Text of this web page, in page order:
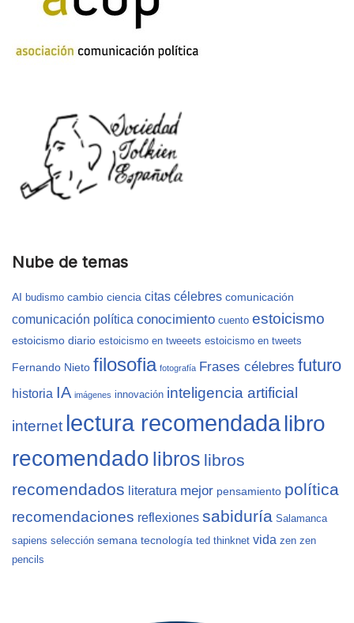
Nube de temas
AI budismo cambio ciencia citas célebres comunicación
comunicación política conocimiento cuento estoicismo
estoicismo diario estoicismo en tweeets estoicismo en tweets
Fernando Nieto filosofia fotografía Frases célebres futuro
historia IA imágenes innovación inteligencia artificial
internet lectura recomendadalibro
recomendado libros libros
recomendados literatura mejor pensamiento política
recomendaciones reflexiones sabiduría Salamanca
sapiens selección semana tecnología ted thinknet vida zen zen
pencils